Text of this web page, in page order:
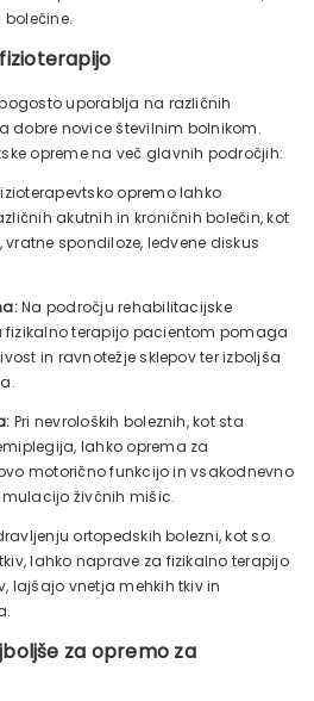
uporablja na različnih
dobre novice številnim bolnikom.
opreme na več glavnih področjih:
opremo lahko
akutnih in kroničnih bolečin, kot
spondiloze, ledvene diskus
Na področju rehabilitacijske
terapijo pacientom pomaga
in ravnotežje sklepov ter izboljša
Pri nevroloških boleznih, kot sta
lahko oprema za
motorično funkcijo in vsakodnevno
živčnih mišic.
ortopedskih bolezni, kot so
lahko naprave za fizikalno terapijo
lajšajo vnetja mehkih tkiv in
za opremo za